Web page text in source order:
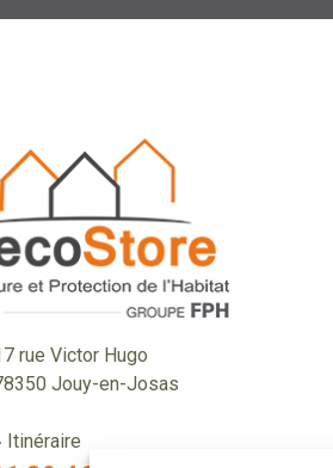
rue Victor Hugo
Jouy-en-Josas
Itinéraire